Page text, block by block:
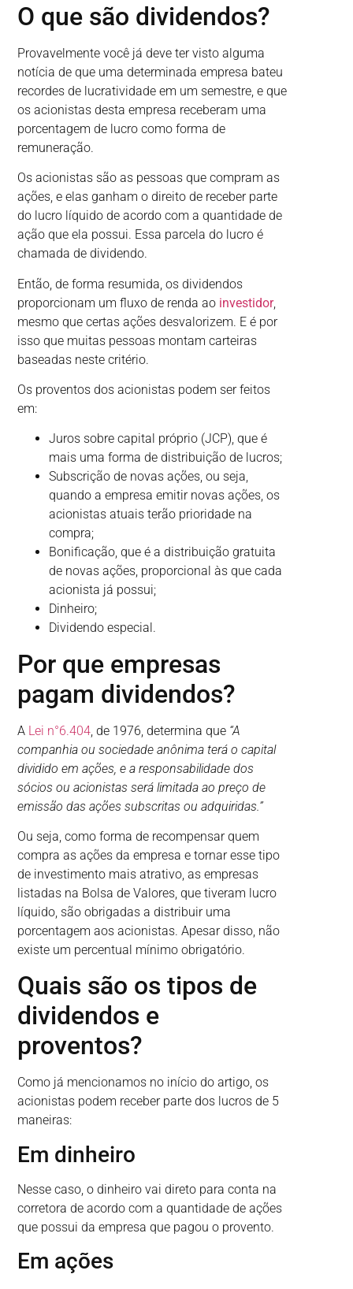
O que são dividendos?
Provavelmente você já deve ter visto alguma
notícia de que uma determinada empresa bateu
recordes de lucratividade em um semestre, e que
os acionistas desta empresa receberam uma
porcentagem de lucro como forma de
remuneração.
Os acionistas são as pessoas que compram as
ações, e elas ganham o direito de receber parte
do lucro líquido de acordo com a quantidade de
ação que ela possui. Essa parcela do lucro é
chamada de dividendo.
Então, de forma resumida, os dividendos
proporcionam um fluxo de renda ao investidor,
mesmo que certas ações desvalorizem. E é por
isso que muitas pessoas montam carteiras
baseadas neste critério.
Os proventos dos acionistas podem ser feitos
em:
Juros sobre capital próprio (JCP), que é
mais uma forma de distribuição de lucros;
Subscrição de novas ações, ou seja,
quando a empresa emitir novas ações, os
acionistas atuais terão prioridade na
compra;
Bonificação, que é a distribuição gratuita
de novas ações, proporcional às que cada
acionista já possui;
Dinheiro;
Dividendo especial.
Por que empresas
pagam dividendos?
A Lei n°6.404 , de 1976, determina que “A
companhia ou sociedade anônima terá o capital
dividido em ações, e a responsabilidade dos
sócios ou acionistas será limitada ao preço de
emissão das ações subscritas ou adquiridas.”
Ou seja, como forma de recompensar quem
compra as ações da empresa e tornar esse tipo
de investimento mais atrativo, as empresas
listadas na Bolsa de Valores, que tiveram lucro
líquido, são obrigadas a distribuir uma
porcentagem aos acionistas. Apesar disso, não
existe um percentual mínimo obrigatório.
Quais são os tipos de
dividendos e
proventos?
Como já mencionamos no início do artigo, os
acionistas podem receber parte dos lucros de 5
maneiras:
Em dinheiro
Nesse caso, o dinheiro vai direto para conta na
corretora de acordo com a quantidade de ações
que possui da empresa que pagou o provento.
Em ações